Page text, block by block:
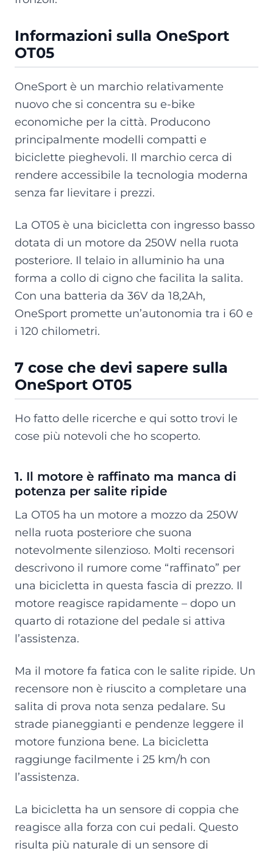
Informazioni sulla OneSport
OT05
OneSport è un marchio relativamente
nuovo che si concentra su e-bike
economiche per la città. Producono
principalmente modelli compatti e
biciclette pieghevoli. Il marchio cerca di
rendere accessibile la tecnologia moderna
senza far lievitare i prezzi.
La OT05 è una bicicletta con ingresso basso
dotata di un motore da 250W nella ruota
posteriore. Il telaio in alluminio ha una
forma a collo di cigno che facilita la salita.
Con una batteria da 36V da 18,2Ah,
OneSport promette un’autonomia tra i 60 e
i 120 chilometri.
7 cose che devi sapere sulla
OneSport OT05
Ho fatto delle ricerche e qui sotto trovi le
cose più notevoli che ho scoperto.
1. Il motore è raffinato ma manca di
potenza per salite ripide
La OT05 ha un motore a mozzo da 250W
nella ruota posteriore che suona
notevolmente silenzioso. Molti recensori
descrivono il rumore come “raffinato” per
una bicicletta in questa fascia di prezzo. Il
motore reagisce rapidamente – dopo un
quarto di rotazione del pedale si attiva
l’assistenza.
Ma il motore fa fatica con le salite ripide. Un
recensore non è riuscito a completare una
salita di prova nota senza pedalare. Su
strade pianeggianti e pendenze leggere il
motore funziona bene. La bicicletta
raggiunge facilmente i 25 km/h con
l’assistenza.
La bicicletta ha un sensore di coppia che
reagisce alla forza con cui pedali. Questo
risulta più naturale di un sensore di